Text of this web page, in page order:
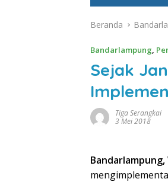
Beranda
Bandarlampung,
Sejak
Tiga Serangkai
3 Mei 2018